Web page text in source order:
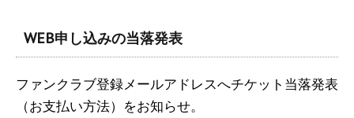
WEB申し込みの当落発表
ファンクラブ登録メールアドレスへチケット当落発表
（お支払い方法）をお知らせ。